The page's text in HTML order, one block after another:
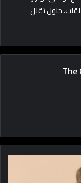
حاول تقلل
The